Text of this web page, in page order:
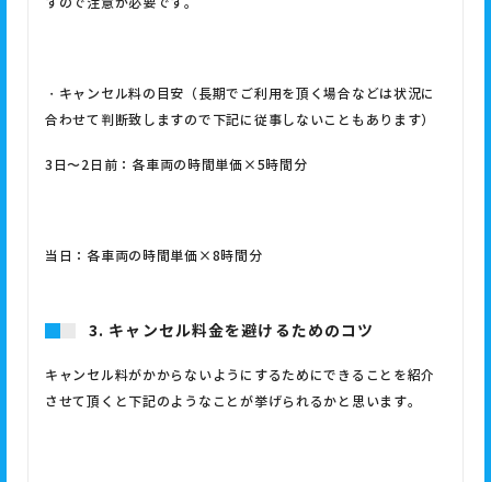
・キャンセル料の目安（長期でご利用を頂く場合などは状況に
合わせて判断致しますので下記に従事しないこともあります）
3 日〜2 日前：各車両の時間単価 ×5時間分
当日：各車両の時間単価 ×8時間分
3. キャンセル料金を避けるためのコツ
キャンセル料がかからないようにするためにできることを紹介
させて頂くと下記のようなことが挙げられるかと思います。